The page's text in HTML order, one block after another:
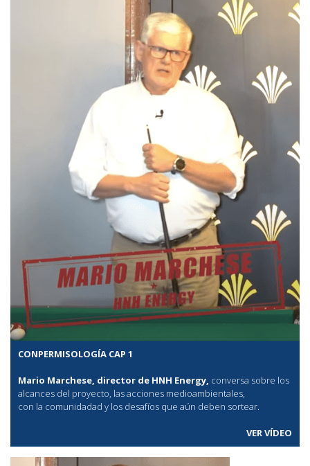
CONPERMISOLOGÍA CAP 1
Mario Marchese, director de HNH Energy, conversa sobre los
alcances del proyecto, las acciones medioambientales,
con la comunidadad y los desafíos que aún deben sortear.
VER VÍDEO